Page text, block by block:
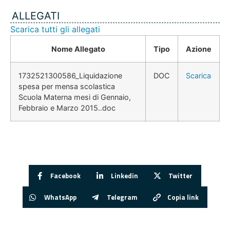
ALLEGATI
Scarica tutti gli allegati
Nome Allegato Tipo Azione
1732521300586_Liquidazione
spesa per mensa scolastica
Scuola Materna mesi di Gennaio,
Febbraio e Marzo 2015..doc
DOC Scarica
Facebook Linkedin Twitter
WhatsApp Telegram Copia link